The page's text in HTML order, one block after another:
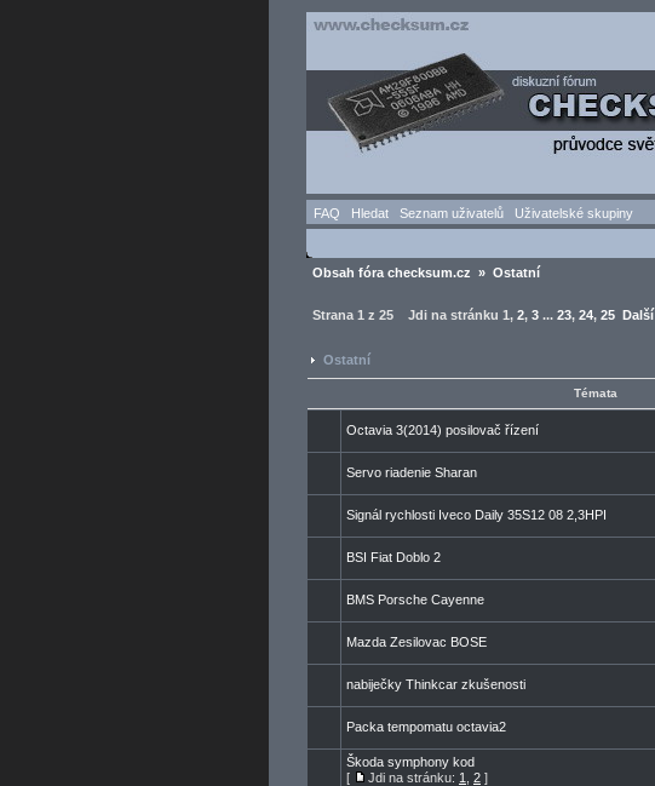
FAQ Hledat Seznam uživatelů Uživatelské skupiny
Obsah fóra checksum.cz » Ostatní
Strana 1 z 25 Jdi na stránku 1, 2, 3 ... 23, 24, 25 Další
Ostatní
Témata
Octavia 3(2014) posilovač řízení
Servo riadenie Sharan
Signál rychlosti Iveco Daily 35S12 08 2,3HPI
BSI Fiat Doblo 2
BMS Porsche Cayenne
Mazda Zesilovac BOSE
nabiječky Thinkcar zkušenosti
Packa tempomatu octavia2
Škoda symphony kod
[
Jdi na stránku: 1 2 ]